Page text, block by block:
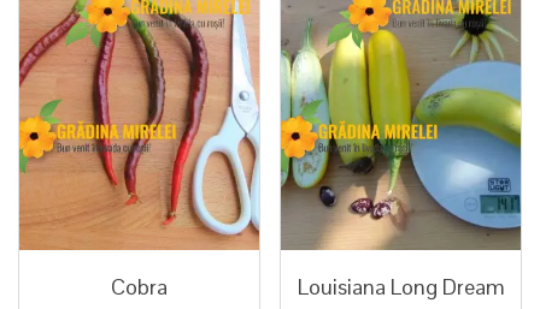
Cobra Louisiana Long Dream